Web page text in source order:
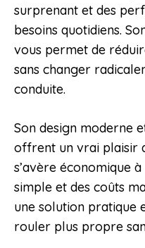
surprenant et des
besoins quotidiens.
vous permet de
sans changer
conduite.
Son design moderne
offrent un vrai plaisir
s’avère économique
simple et des coûts
une solution pratique
rouler plus propre